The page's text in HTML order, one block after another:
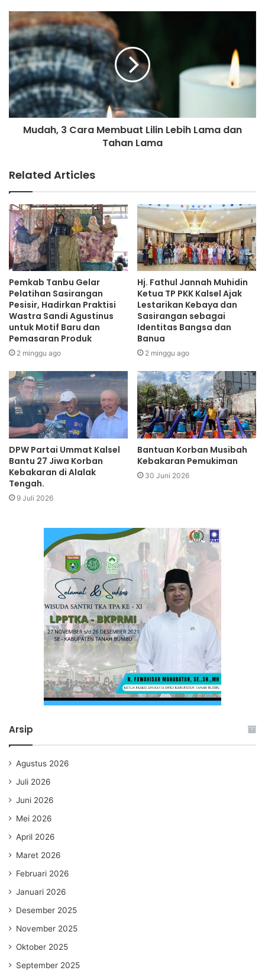
Mudah, 3 Cara Membuat Lilin Lebih Lama dan
Tahan Lama
Related Articles
Pemkab Tanbu Gelar
Pelatihan Sasirangan
Pesisir, Hadirkan Praktisi
Wastra Sandi Agustinus
untuk Motif Baru dan
Pemasaran Produk
2 minggu ago
Hj. Fathul Jannah Muhidin
Ketua TP PKK Kalsel Ajak
Lestarikan Kebaya dan
Sasirangan sebagai
Identitas Bangsa dan
Banua
2 minggu ago
DPW Partai Ummat Kalsel
Bantu 27 Jiwa Korban
Kebakaran di Alalak
Tengah.
9 Juli 2026
Bantuan Korban Musibah
Kebakaran Pemukiman
30 Juni 2026
Arsip
Agustus 2026
Juli 2026
Juni 2026
Mei 2026
April 2026
Maret 2026
Februari 2026
Januari 2026
Desember 2025
November 2025
Oktober 2025
September 2025